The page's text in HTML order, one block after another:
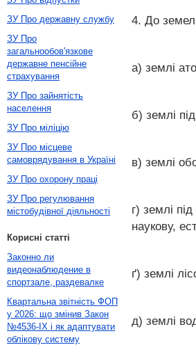
4. До
а) землі
б) землі
в) землі
г) землі
наукову,
ґ) землі
д) землі
ЗУ Про державну службу
ЗУ Про
загальнообов'язкове
державне пенсійне
страхування
ЗУ Про зайнятість
населення
ЗУ Про міліцію
ЗУ Про місцеве
самоврядування в Україні
ЗУ Про охорону праці
ЗУ Про регулювання
містобудівної діяльності
Корисні статті
Законно ли
видеонаблюдение в
спортзале, раздевалке
Квартальна звітність ФОП
у 2026: що змінив Закон
№4536-IX і як адаптувати
облікову систему